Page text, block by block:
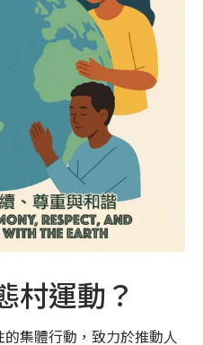
村運動？
集體行動，致力於推動人